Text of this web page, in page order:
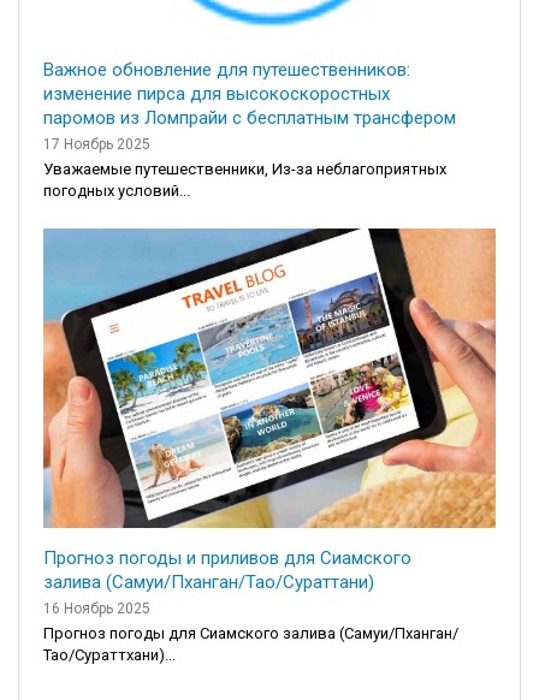
Важное обновление для путешественников:
изменение пирса для высокоскоростных
паромов из Ломпрайи с бесплатным трансфером
17 Ноябрь 2025
Уважаемые путешественники, Из-за неблагоприятных
погодных условий...
Прогноз погоды и приливов для Сиамского
залива (Самуи/Пханган/Тао/Сураттани)
16 Ноябрь 2025
Прогноз погоды для Сиамского залива (Самуи/Пханган/
Тао/Сураттхани)...